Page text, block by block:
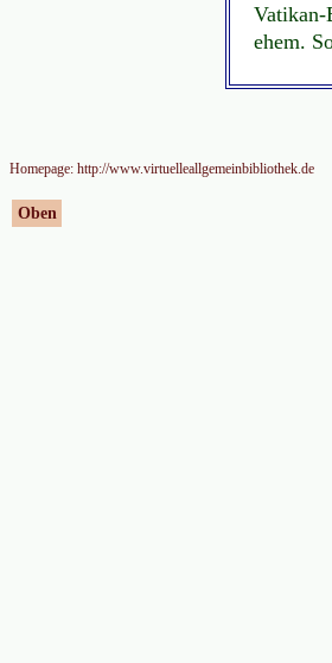
Vatikan-
ehem.
Homepage: http://www.virtuelleallgemeinbibliothek.de
Oben